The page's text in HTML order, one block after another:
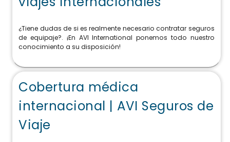
¿Tiene dudas de si es realmente necesario contratar seguros
de equipaje?. ¡En AVI International ponemos todo nuestro
conocimiento a su disposición!
Cobertura médica
internacional | AVI Seguros de
Viaje